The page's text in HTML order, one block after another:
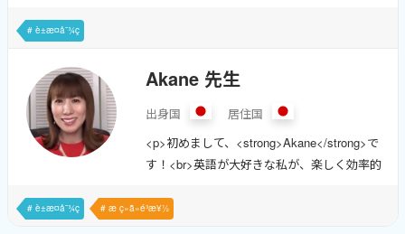
10年です。資格対策が得意で、様々な国籍や
年齢の生徒さんに英会話を教えてきました。
</p><ul><li><strong>フレンドリーなアプロー
チ</strong>で生徒さんが自由に話せる環境を
作ります。</li><li><strong>柔軟なレッスンプ
わせた指導が可能です。</li><li><span
style="â¦
# è±æ¤å¯¾ç­
Akane 先生
出身国
居住国
<p>初めまして、<strong>Akane</strong>で
す！<br>英語が大好きな私が、楽しく効率的
幅広い対象の生徒さんを受け入れ、特に
# è±æ¤å¯¾ç­ # æ ç»ã»é³æ¥½